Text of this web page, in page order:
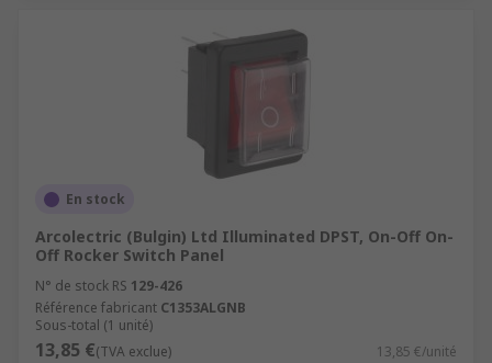
En stock
Arcolectric (Bulgin) Ltd Illuminated DPST, On-Off On-
Off Rocker Switch Panel
N° de stock RS 129-426
Référence fabricant C1353ALGNB
Sous-total (1 unité)
13,85 €(TVA exclue) 13,85 €/unité